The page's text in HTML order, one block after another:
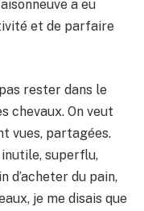
a eu
et de parfaire
rester dans le
chevaux. On veut
vues, partagées.
inutile, superflu,
d’acheter du pain,
je me disais que